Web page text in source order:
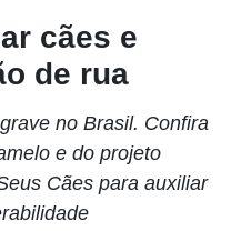
cães e
de rua
no Brasil. Confira
e do projeto
Cães para auxiliar